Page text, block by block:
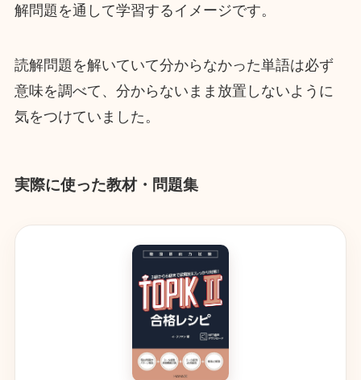
解問題を通して学習するイメージです。
読解問題を解いていて分からなかった単語は必ず
意味を調べて、分からないまま放置しないように
気をつけていました。
実際に使った教材・問題集